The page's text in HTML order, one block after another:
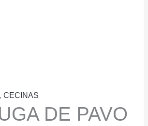
CECINAS
DE PAVO